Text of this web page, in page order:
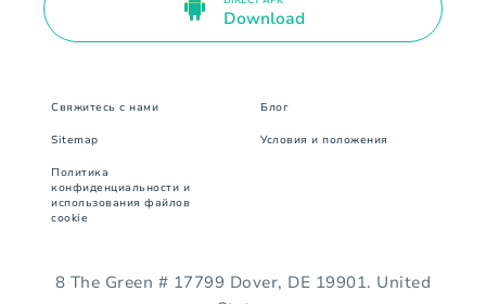
Download
Свяжитесь с нами Блог
Sitemap Условия и положения
Политика
конфиденциальности и
использования файлов
cookie
8 The Green # 17799 Dover, DE 19901. United